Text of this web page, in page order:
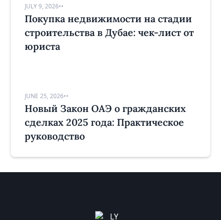
JULY 9, 2026••
Покупка недвижимости на стадии
строительства в Дубае: чек-лист от
юриста
JUNE 25, 2026••
Новый Закон ОАЭ о гражданских
сделках 2025 года: Практическое
руководство